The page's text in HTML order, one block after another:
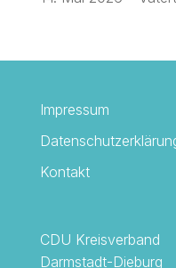
Impressum
Kontakt
CDU Kreisverband
Darmstadt-Dieburg